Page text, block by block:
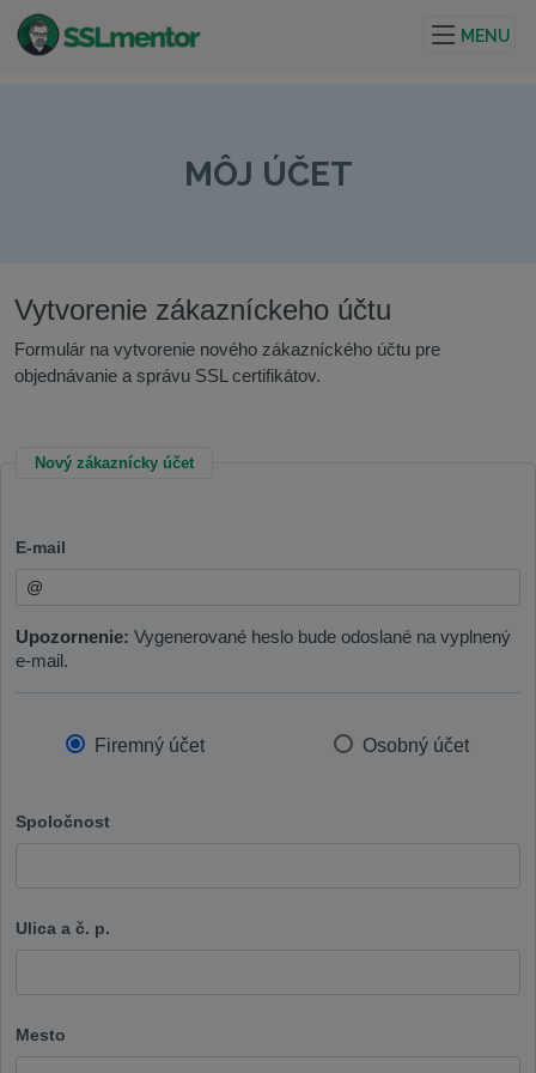
internetové projekty.
MENU
MÔJ ÚČET
Vytvorenie zákazníckeho účtu
Formulár na vytvorenie nového zákazníckého účtu pre
objednávanie a správu SSL certifikátov.
Nový zákaznícky účet
E-mail
Upozornenie: Vygenerované heslo bude odoslané na vyplnený
e-mail.
Firemný účet Osobný účet
Spoločnost
Ulica a č. p.
Mesto